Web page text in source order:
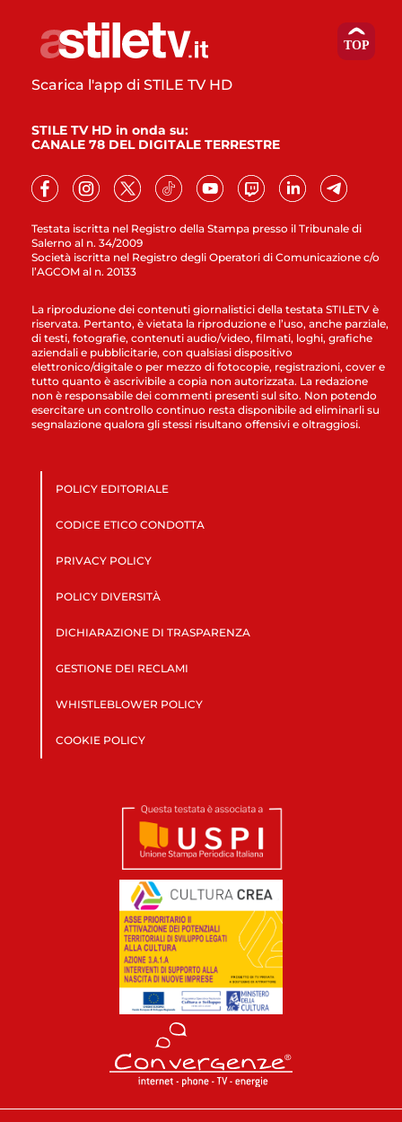
Testata iscritta nel Registro della Stampa presso il Tribunale di
Salerno al n. 34/2009
Società iscritta nel Registro degli Operatori di Comunicazione c/o
l’AGCOM al n. 20133
Scarica l'app di STILE TV HD
STILE TV HD in onda su:
CANALE 78 DEL DIGITALE TERRESTRE
La riproduzione dei contenuti giornalistici della testata STILETV è
riservata. Pertanto, è vietata la riproduzione e l’uso, anche parziale,
di testi, fotografie, contenuti audio/video, filmati, loghi, grafiche
aziendali e pubblicitarie, con qualsiasi dispositivo
elettronico/digitale o per mezzo di fotocopie, registrazioni, cover e
tutto quanto è ascrivibile a copia non autorizzata. La redazione
non è responsabile dei commenti presenti sul sito. Non potendo
esercitare un controllo continuo resta disponibile ad eliminarli su
segnalazione qualora gli stessi risultano offensivi e oltraggiosi.
POLICY EDITORIALE
CODICE ETICO CONDOTTA
PRIVACY POLICY
POLICY DIVERSITÀ
DICHIARAZIONE DI TRASPARENZA
GESTIONE DEI RECLAMI
WHISTLEBLOWER POLICY
COOKIE POLICY